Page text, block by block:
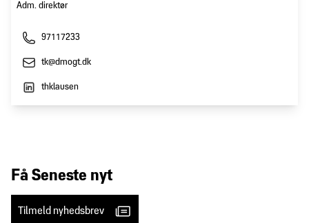
Adm. direktør
97117233
tk@dmogt.dk
thklausen
Få Seneste nyt
Tilmeld nyhedsbrev